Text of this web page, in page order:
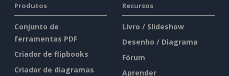
Produtos
Conjunto de
ferramentas PDF
Criador de flipbooks
Criador de diagramas
Recursos
Livro / Slideshow
Desenho / Diagrama
Fórum
Aprender